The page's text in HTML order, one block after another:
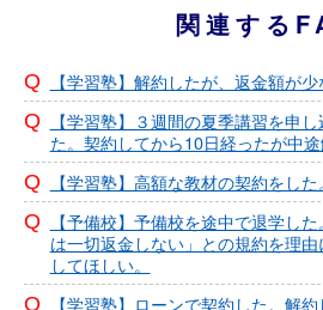
関連する
【学習塾】解約したが、返金額が
【学習塾】３週間の夏季講習を申
た。契約してから10日経ったが中途
【学習塾】高額な教材の契約をした
【予備校】予備校を途中で退学し
は一切返金しない」との規約を理
してほしい。
【学習塾】ローンで契約した。解約